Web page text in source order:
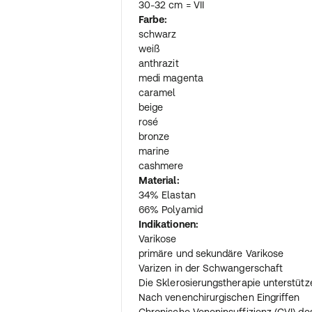
30-32 cm = VII
Farbe:
schwarz
weiß
anthrazit
medi magenta
caramel
beige
rosé
bronze
marine
cashmere
Material:
34% Elastan
66% Polyamid
Indikationen:
Varikose
primäre und sekundäre Varikose
Varizen in der Schwangerschaft
Die Sklerosierungstherapie
Nach venenchirurgischen Eingriffen